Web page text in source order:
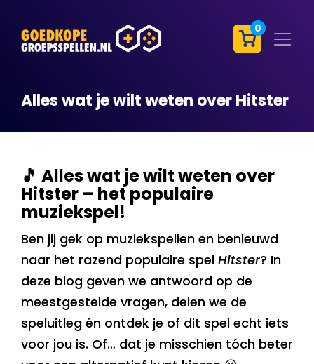
0
Alles wat je wilt weten over Hitster
🎵 Alles wat je wilt weten over
Hitster – het populaire
muziekspel!
Ben jij gek op muziekspellen en benieuwd
naar het razend populaire spel Hitster? In
deze blog geven we antwoord op de
meestgestelde vragen, delen we de
speluitleg én ontdek je of dit spel echt iets
voor jou is. Of… dat je misschien tóch beter